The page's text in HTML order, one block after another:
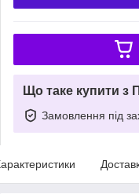
Що таке купити з
Замовлення під